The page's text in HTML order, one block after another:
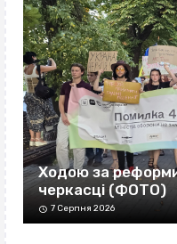
Ходою за
черкасці (ФОТО)
7 Серпня 2026